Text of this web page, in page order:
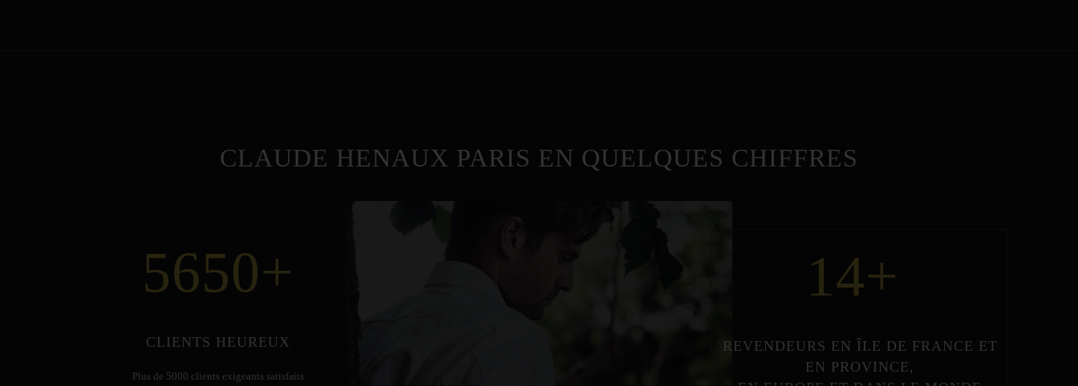
CLAUDE HENAUX PARIS EN QUELQUES CHIFFRES
5650+
CLIENTS HEUREUX
Plus de 5000 clients exigeants satisfaits
14+
REVENDEURS EN ÎLE DE FRANCE ET
EN PROVINCE,